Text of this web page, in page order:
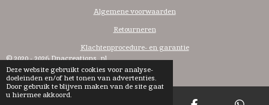
Deze website gebruikt cookies voor analyse-
doeleinden en/of het tonen van advertenties.
Door gebruik te blijven maken van de site gaat
u hiermee akkoord.
Algemene voorwaarden
Retourneren
Klachtenprocedure- en garantie
© 2020 - 2026 Dnacreations..nl
Powered byJouwWeb